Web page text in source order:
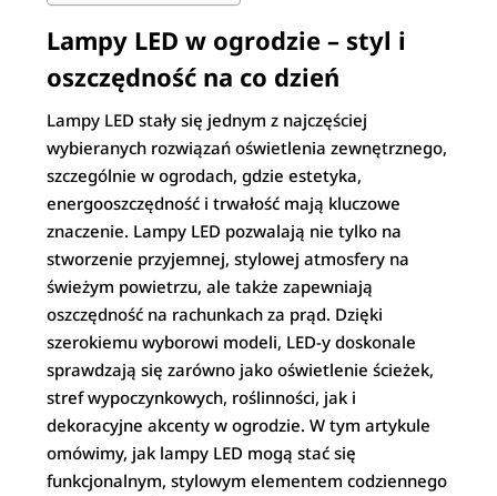
Lampy LED w ogrodzie – styl i
oszczędność na co dzień
Lampy LED stały się jednym z najczęściej
wybieranych rozwiązań oświetlenia zewnętrznego,
szczególnie w ogrodach, gdzie estetyka,
energooszczędność i trwałość mają kluczowe
znaczenie. Lampy LED pozwalają nie tylko na
stworzenie przyjemnej, stylowej atmosfery na
świeżym powietrzu, ale także zapewniają
oszczędność na rachunkach za prąd. Dzięki
szerokiemu wyborowi modeli, LED-y doskonale
sprawdzają się zarówno jako oświetlenie ścieżek,
stref wypoczynkowych, roślinności, jak i
dekoracyjne akcenty w ogrodzie. W tym artykule
omówimy, jak lampy LED mogą stać się
funkcjonalnym, stylowym elementem codziennego